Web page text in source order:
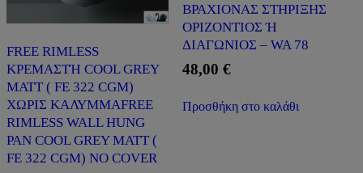
FREE RIMLESS
ΚΡΕΜΑΣΤΉ COOL GREY
MATT ( FE 322 CGM)
ΧΩΡΙΣ ΚΑΛΥΜΜΑFREE
RIMLESS WALL HUNG
PAN COOL GREY MATT (
FE 322 CGM) NO COVER
ΒΡΑΧΙΟΝΑΣ ΣΤΗΡΙΞΗΣ
ΟΡΙΖΟΝΤΙΟΣ Ή
ΔΙΑΓΩΝΙΟΣ – WA 78
48,00 €
Προσθήκη στο καλάθι